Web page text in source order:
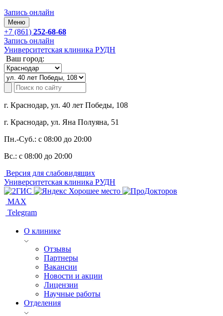
Запись онлайн
Меню
+7 (861) 252-68-68
Запись онлайн
Университетская клиника РУДН
Ваш город:
г. Краснодар, ул. 40 лет Победы, 108
г. Краснодар, ул. Яна Полуяна, 51
Пн.-Суб.: с 08:00 до 20:00
Вс.: с 08:00 до 20:00
Версия для слабовидящих
Университетская клиника РУДН
MAX
Telegram
О клинике
Отзывы
Партнеры
Вакансии
Новости и акции
Лицензии
Научные работы
Отделения